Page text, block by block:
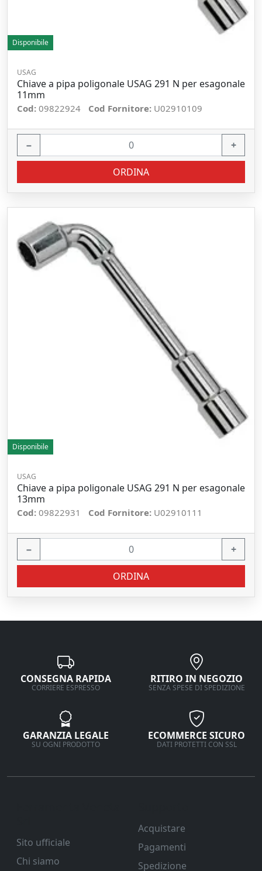
Disponibile
USAG
Chiave a pipa poligonale USAG 291 N per esagonale
11mm
Cod: 09822924 Cod Fornitore: U02910109
− +
ORDINA
Disponibile
USAG
Chiave a pipa poligonale USAG 291 N per esagonale
13mm
Cod: 09822931 Cod Fornitore: U02910111
− +
ORDINA
CONSEGNA RAPIDA
CORRIERE ESPRESSO
RITIRO IN NEGOZIO
SENZA SPESE DI SPEDIZIONE
GARANZIA LEGALE
SU OGNI PRODOTTO
ECOMMERCE SICURO
DATI PROTETTI CON SSL
Sito ufficiale
Chi siamo
Acquistare
Pagamenti
Spedizione